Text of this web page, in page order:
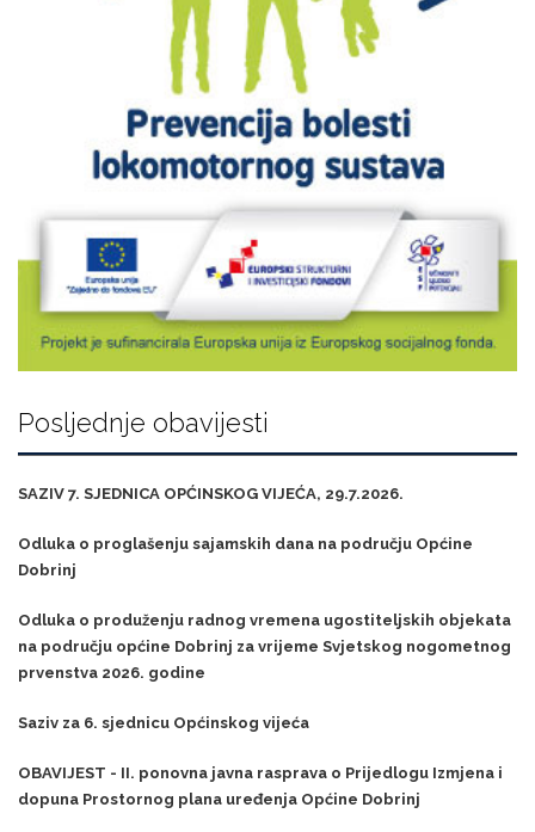
Posljednje obavijesti
SAZIV 7. SJEDNICA OPĆINSKOG VIJEĆA, 29.7.2026.
Odluka o proglašenju sajamskih dana na području Općine
Dobrinj
Odluka o produženju radnog vremena ugostiteljskih objekata
na području općine Dobrinj za vrijeme Svjetskog nogometnog
prvenstva 2026. godine
Saziv za 6. sjednicu Općinskog vijeća
OBAVIJEST - II. ponovna javna rasprava o Prijedlogu Izmjena i
dopuna Prostornog plana uređenja Općine Dobrinj